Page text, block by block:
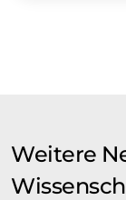
Weitere